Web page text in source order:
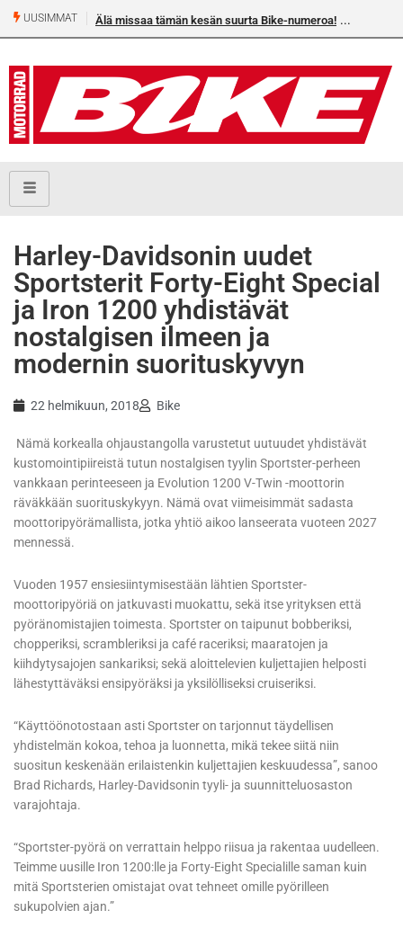
UUSIMMAT Älä missaa tämän kesän suurta Bike-numeroa!
Harley-Davidsonin uudet
Sportsterit Forty-Eight Special
ja Iron 1200 yhdistävät
nostalgisen ilmeen ja
modernin suorituskyvyn
22 helmikuun, 2018 Bike
Nämä korkealla ohjaustangolla varustetut uutuudet yhdistävät
kustomointipiireistä tutun nostalgisen tyylin Sportster-perheen
vankkaan perinteeseen ja Evolution 1200 V-Twin -moottorin
räväkkään suorituskykyyn. Nämä ovat viimeisimmät sadasta
moottoripyörämallista, jotka yhtiö aikoo lanseerata vuoteen 2027
mennessä.
Vuoden 1957 ensiesiintymisestään lähtien Sportster-
moottoripyöriä on jatkuvasti muokattu, sekä itse yrityksen että
pyöränomistajien toimesta. Sportster on taipunut bobberiksi,
chopperiksi, scrambleriksi ja café raceriksi; maaratojen ja
kiihdytysajojen sankariksi; sekä aloittelevien kuljettajien helposti
lähestyttäväksi ensipyöräksi ja yksilölliseksi cruiseriksi.
“Käyttöönotostaan asti Sportster on tarjonnut täydellisen
yhdistelmän kokoa, tehoa ja luonnetta, mikä tekee siitä niin
suositun keskenään erilaistenkin kuljettajien keskuudessa”, sanoo
Brad Richards, Harley-Davidsonin tyyli- ja suunnitteluosaston
varajohtaja.
“Sportster-pyörä on verrattain helppo riisua ja rakentaa uudelleen.
Teimme uusille Iron 1200:lle ja Forty-Eight Specialille saman kuin
mitä Sportsterien omistajat ovat tehneet omille pyörilleen
sukupolvien ajan.”